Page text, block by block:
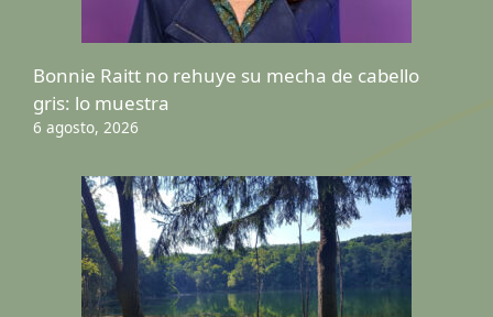
Bonnie Raitt no rehuye su mecha de cabello
gris: lo muestra
6 agosto, 2026